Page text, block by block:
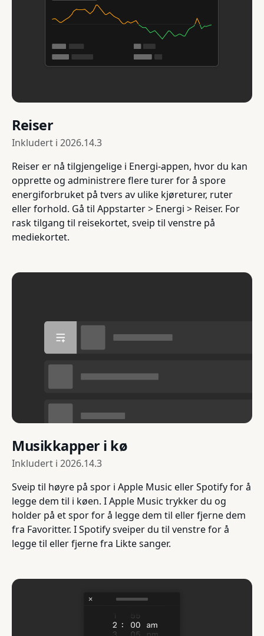
Reiser
Inkludert i 2026.14.3
Reiser er nå tilgjengelige i Energi-appen, hvor du kan
opprette og administrere flere turer for å spore
energiforbruket på tvers av ulike kjøreturer, ruter
eller forhold. Gå til Appstarter > Energi > Reiser. For
rask tilgang til reisekortet, sveip til venstre på
mediekortet.
Musikkapper i kø
Inkludert i 2026.14.3
Sveip til høyre på spor i Apple Music eller Spotify for å
legge dem til i køen. I Apple Music trykker du og
holder på et spor for å legge dem til eller fjerne dem
fra Favoritter. I Spotify sveiper du til venstre for å
legge til eller fjerne fra Likte sanger.